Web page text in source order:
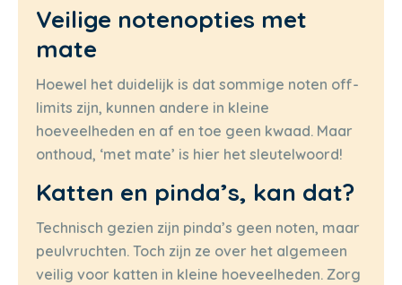
Veilige notenopties met
mate
Hoewel het duidelijk is dat sommige noten off-
limits zijn, kunnen andere in kleine
hoeveelheden en af en toe geen kwaad. Maar
onthoud, ‘met mate’ is hier het sleutelwoord!
Katten en pinda’s, kan dat?
Technisch gezien zijn pinda’s geen noten, maar
peulvruchten. Toch zijn ze over het algemeen
veilig voor katten in kleine hoeveelheden. Zorg